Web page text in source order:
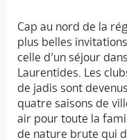
Cap au nord de la
plus belles
celle d’un séjour
Laurentides. Les
de jadis sont
quatre saisons de
air pour toute la
de nature brute qui